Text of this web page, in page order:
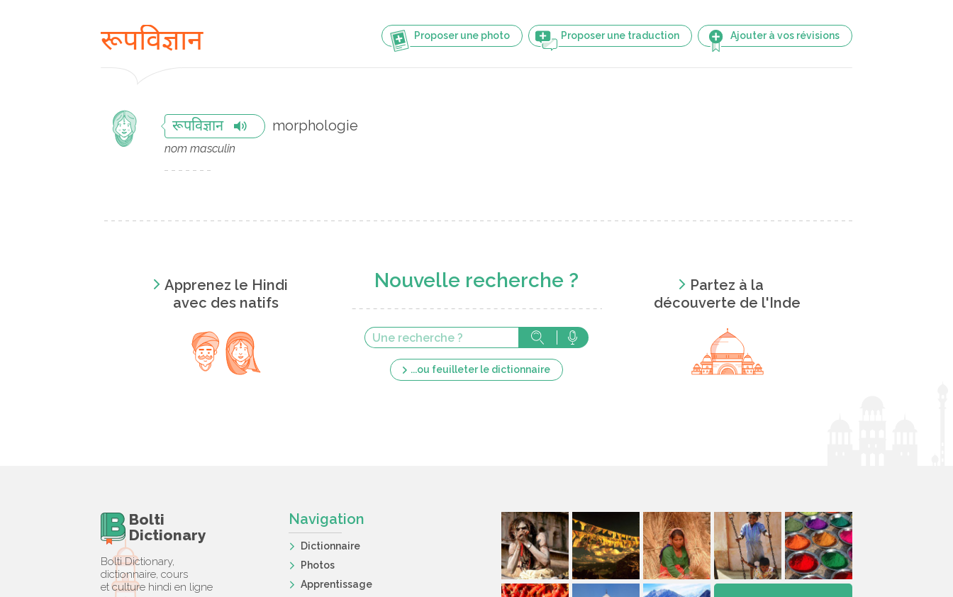
Proposer une photo Proposer une traduction Ajouter à vos révisions
रूपविज्ञान
रूपविज्ञान morphologie
nom masculin
Apprenez le Hindi
avec des natifs
Nouvelle recherche ?
...ou feuilleter le dictionnaire
Partez à la
découverte de l'Inde
Bolti
Dictionary
Bolti Dictionary,
dictionnaire, cours
et culture hindi en ligne
Navigation
Dictionnaire
Photos
Apprentissage